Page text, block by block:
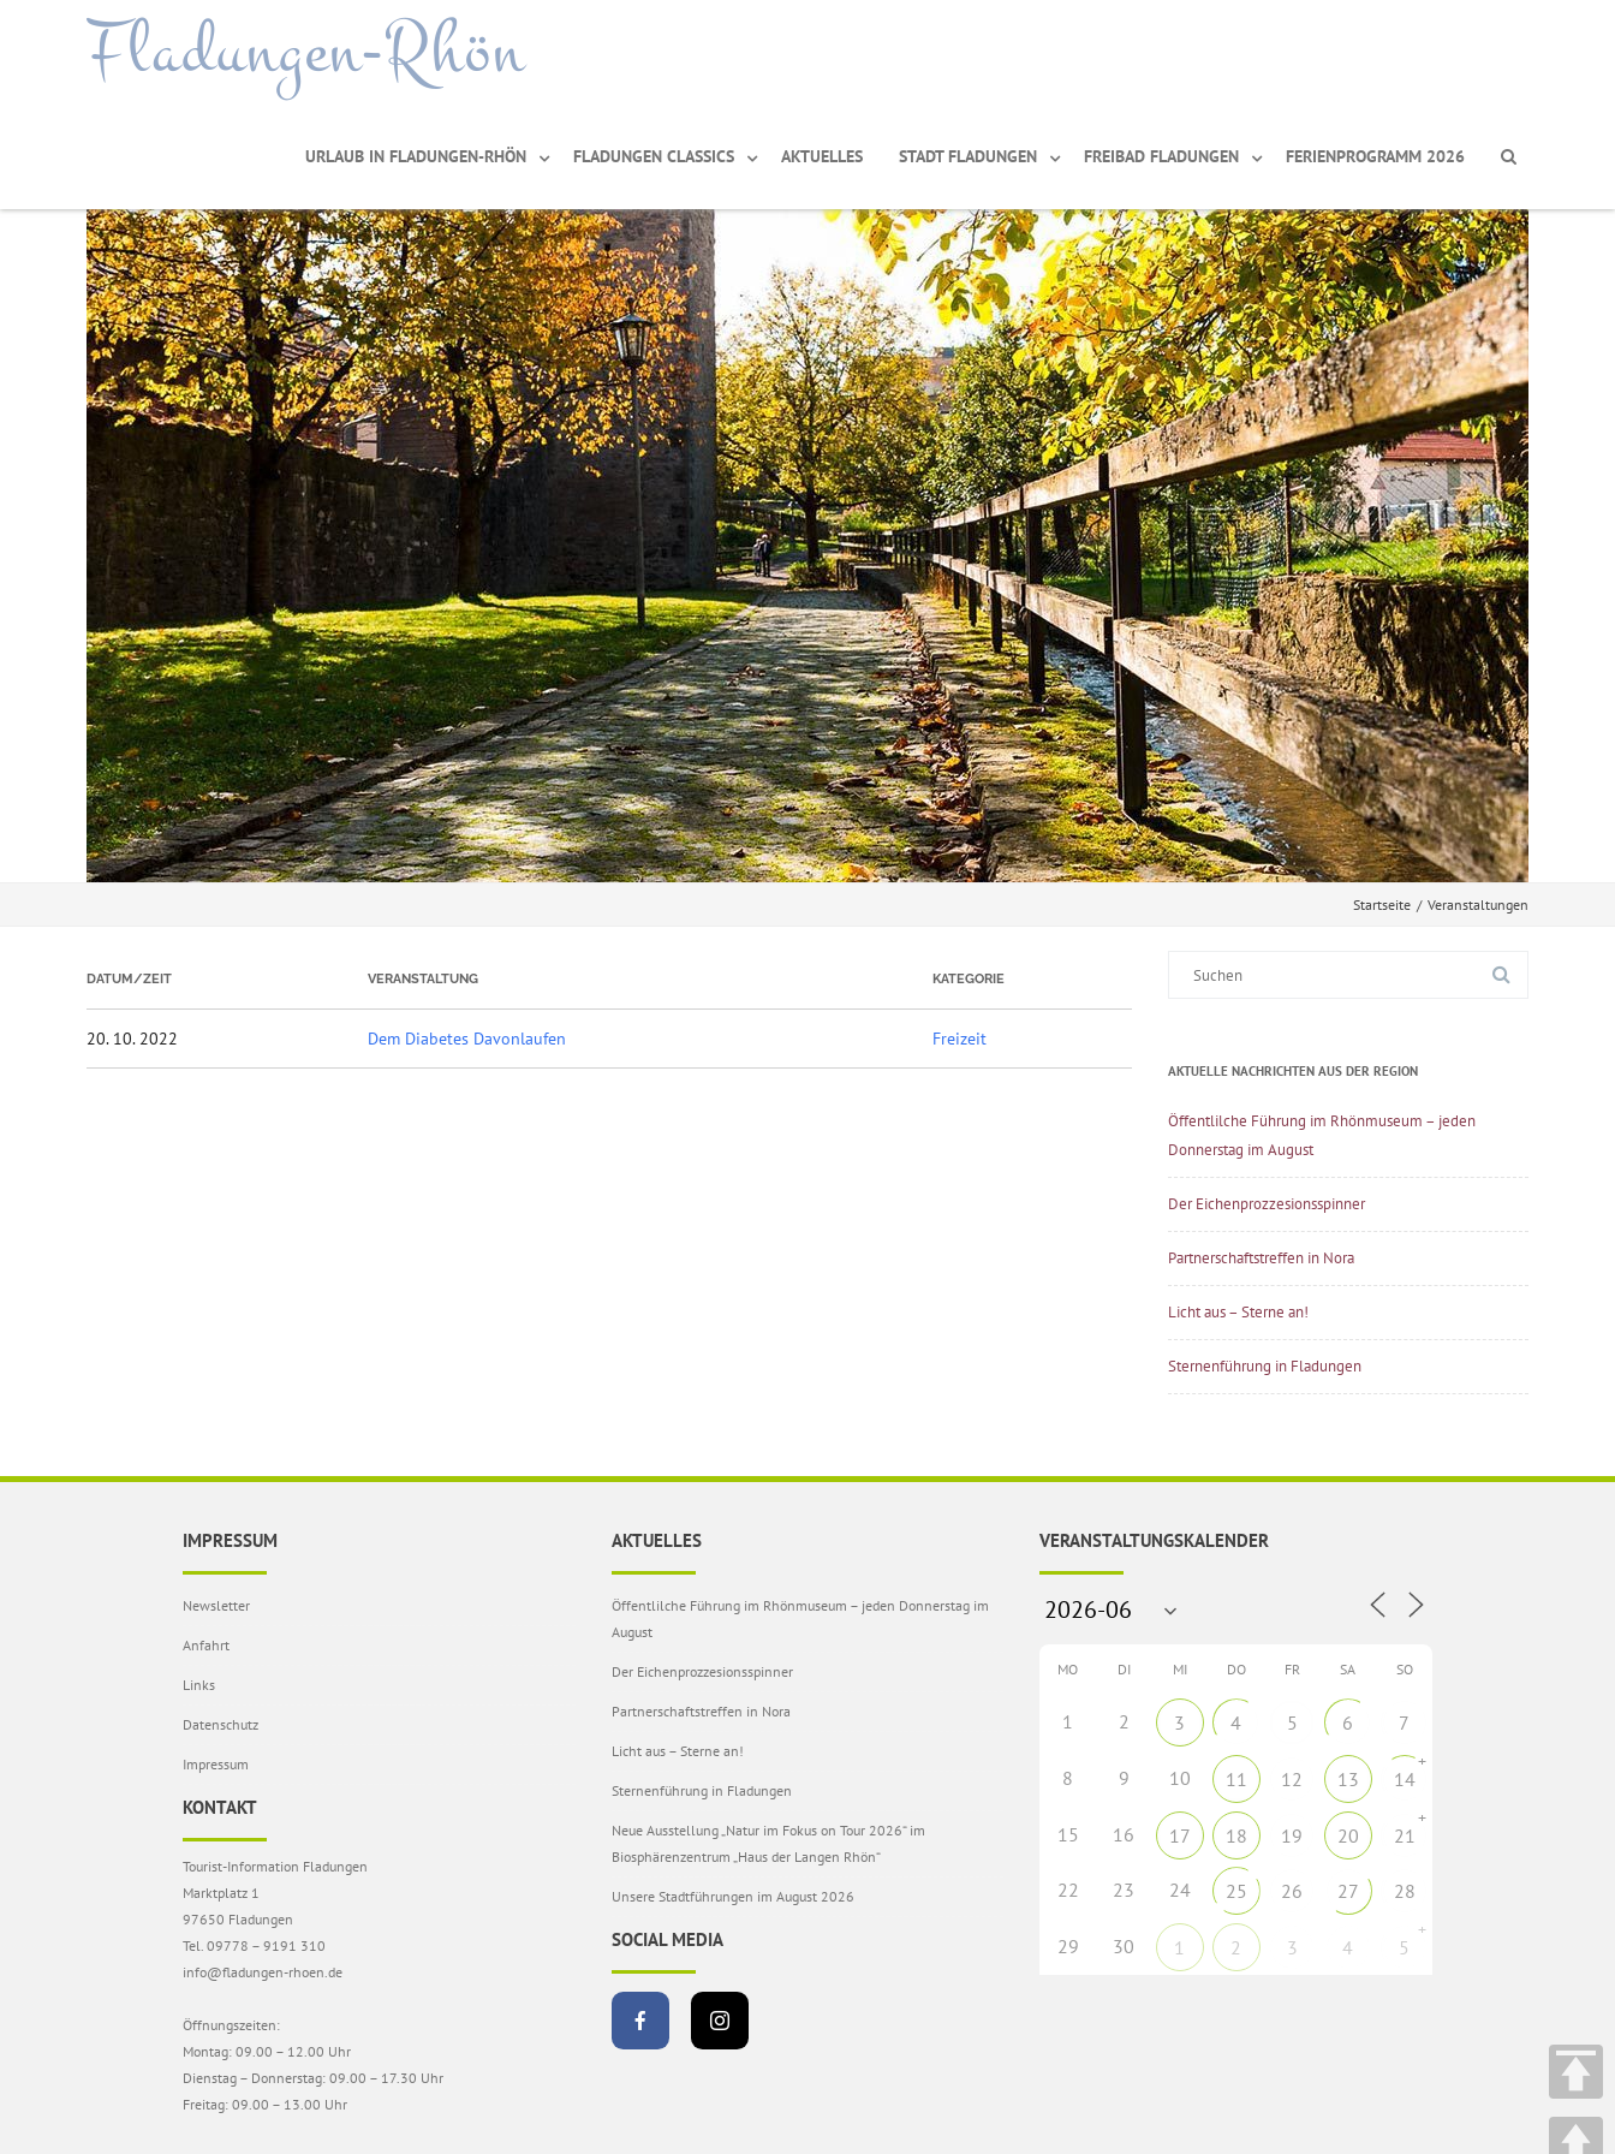
Fladungen-Rhön
URLAUB IN FLADUNGEN-RHÖN FLADUNGEN CLASSICS AKTUELLES STADT FLADUNGEN FREIBAD FLADUNGEN FERIENPROGRAMM 2026
Startseite / Veranstaltungen
DATUM/ZEIT VERANSTALTUNG KATEGORIE
20. 10. 2022 Dem Diabetes Davonlaufen Freizeit
AKTUELLE NACHRICHTEN AUS DER REGION
Öffentlilche Führung im Rhönmuseum – jeden
Donnerstag im August
Der Eichenprozzesionsspinner
Partnerschaftstreffen in Nora
Licht aus – Sterne an!
Sternenführung in Fladungen
IMPRESSUM
Newsletter
Anfahrt
Links
Datenschutz
Impressum
KONTAKT
Tourist-Information Fladungen
Marktplatz 1
97650 Fladungen
Tel. 09778 – 9191 310
info@fladungen-rhoen.de
Öffnungszeiten:
Montag: 09.00 – 12.00 Uhr
Dienstag – Donnerstag: 09.00 – 17.30 Uhr
Freitag: 09.00 – 13.00 Uhr
AKTUELLES
Öffentlilche Führung im Rhönmuseum – jeden Donnerstag im
August
Der Eichenprozzesionsspinner
Partnerschaftstreffen in Nora
Licht aus – Sterne an!
Sternenführung in Fladungen
Neue Ausstellung „Natur im Fokus on Tour 2026“ im
Biosphärenzentrum „Haus der Langen Rhön“
Unsere Stadtführungen im August 2026
SOCIAL MEDIA
VERANSTALTUNGSKALENDER
MO DI MI DO FR SA SO
1 2 3 4 5 6 7
8 9 10 11 12 13 14
+
15 16 17 18 19 20 21
+
22 23 24 25 26 27 28
29 30 1 2 3 4 5
+